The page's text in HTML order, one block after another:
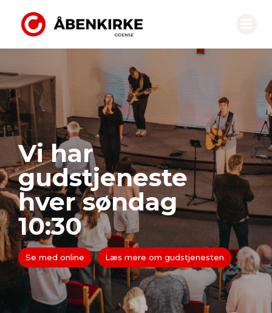
Vi har
gudstjeneste
hver søndag
10:30
Se med online Læs mere om gudstjenesten